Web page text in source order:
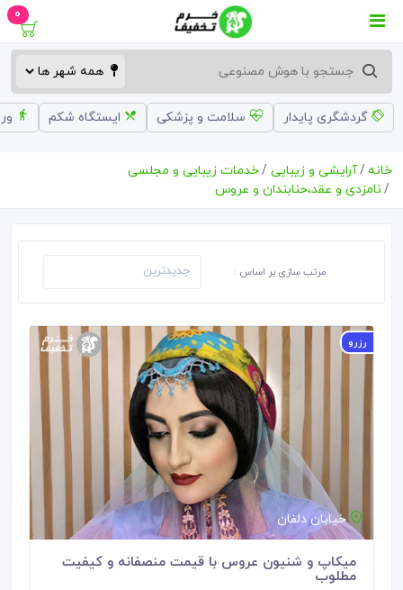
0
گردشگری پایدار سلامت و پزشکی ایستگاه شکم
خانه آرایشی و زیبایی
خدمات زیبایی و مجلسی
نامزدی و عقد،حنابندان و عروس
مرتب سازی بر اساس :
رزرو
خیابان دلفان
میکاپ و شنیون عروس با قیمت منصفانه و کیفیت
مطلوب